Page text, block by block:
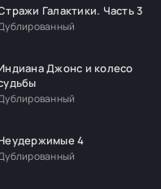
Галактики. Часть 3
Джонс и колесо
4